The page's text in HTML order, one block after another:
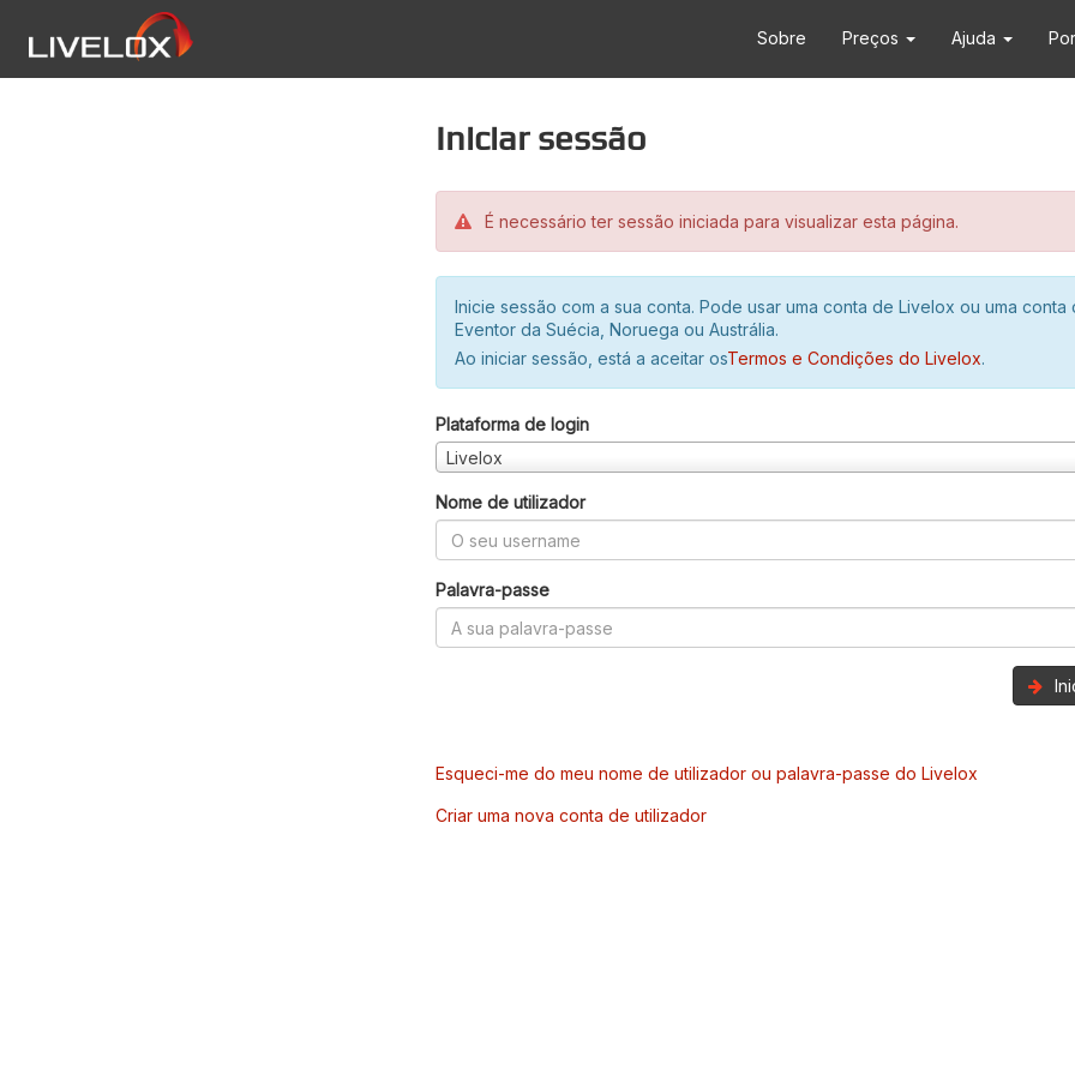
Sobre Preços Ajuda
Iniciar sessão
É necessário ter sessão iniciada para visualizar esta página.
Inicie sessão com a sua conta. Pode usar uma conta de Livelox ou uma conta
Eventor da Suécia, Noruega ou Austrália.
Ao iniciar sessão, está a aceitar osTermos e Condições do Livelox.
Plataforma de login
Livelox
Nome de utilizador
Palavra-passe
Esqueci-me do meu nome de utilizador ou palavra-passe do Livelox
Criar uma nova conta de utilizador